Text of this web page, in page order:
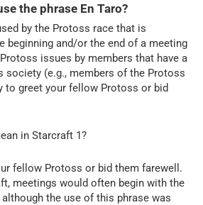
the phrase En Taro?
by the Protoss race that is
beginning and/or the end of a meeting
issues by members that have a
society (e.g., members of the Protoss
to greet your fellow Protoss or bid
in Starcraft 1?
fellow Protoss or bid them farewell.
meetings would often begin with the
although the use of this phrase was